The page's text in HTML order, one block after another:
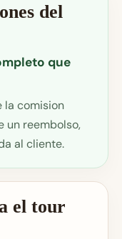
del
que
la comision
un reembolso,
al cliente.
el tour